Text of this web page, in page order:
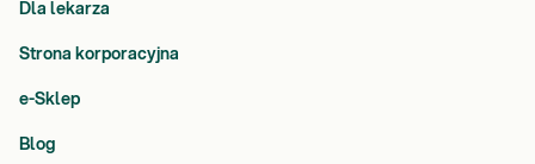
Dla lekarza
Strona korporacyjna
e-Sklep
Blog